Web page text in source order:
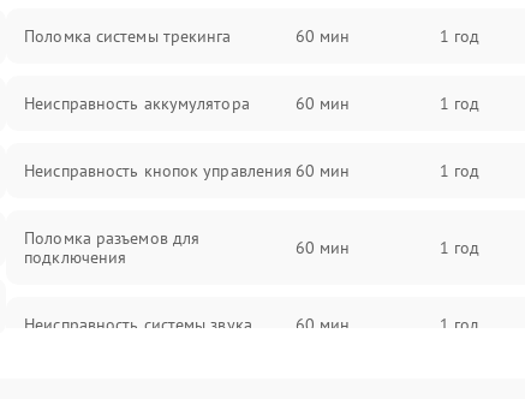
Поломка системы трекинга 60 мин 1 год
Неисправность аккумулятора 60 мин 1 год
Неисправность кнопок управления 60 мин 1 год
Поломка разъемов для
подключения
60 мин 1 год
Неисправность системы звука 60 мин 1 год